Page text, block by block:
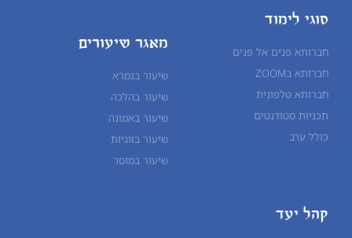
סוגי לימוד
חברותא פנים אל פנים
חברותא בZOOM
חברותא טלפונית
תכניות סטודנטים
כולל ערב
מאגר שיעורים
שיעור בגמרא
שיעור בהלכה
שיעור באמונה
שיעור בזוגיות
שיעור במוסר
קהל יעד